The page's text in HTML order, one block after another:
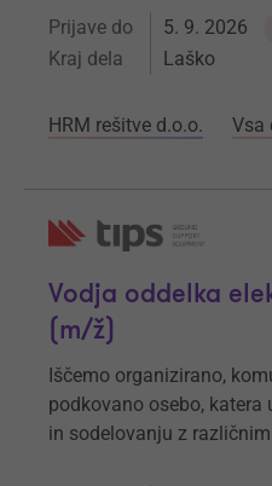
Prijave do 5. 9. 2026
Kraj dela Laško
HRM rešitve d.o.o. Vsa
Vodja oddelka
(m/ž)
Iščemo organizirano,
podkovano osebo, katera
in sodelovanju z